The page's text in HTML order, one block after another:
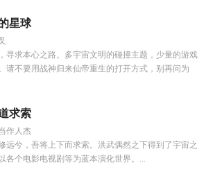
星球
寻求本心之路。多宇宙文明的碰撞主题，少量的游戏
请不要用战神归来仙帝重生的打开方式，别再问为
求索
作人杰
远兮，吾将上下而求索。洪武偶然之下得到了宇宙之
各个电影电视剧等为蓝本演化世界。...